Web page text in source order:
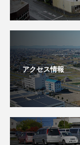
アクセス情報